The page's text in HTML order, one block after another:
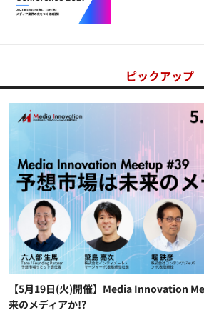
ピックアップ
【5月19日(火)開催】Media Innovation
来のメディアか!?